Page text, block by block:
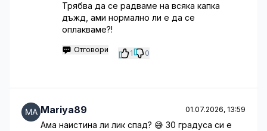
Трябва да се радваме на всяка капка
дъжд, ами нормално ли е да се
оплакваме?!
Отговори 1 0
Mariya89 01.07.2026, 13:59
Ама наистина ли лик спад? 😅 30 градуса си е